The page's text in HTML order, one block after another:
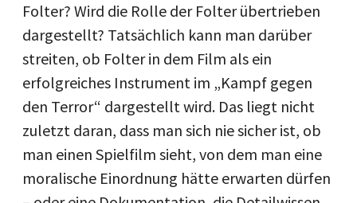
Folter? Wird die Rolle der Folter übertrieben
dargestellt? Tatsächlich kann man darüber
streiten, ob Folter in dem Film als ein
erfolgreiches Instrument im „Kampf gegen
den Terror“ dargestellt wird. Das liegt nicht
zuletzt daran, dass man sich nie sicher ist, ob
man einen Spielfilm sieht, von dem man eine
moralische Einordnung hätte erwarten dürfen